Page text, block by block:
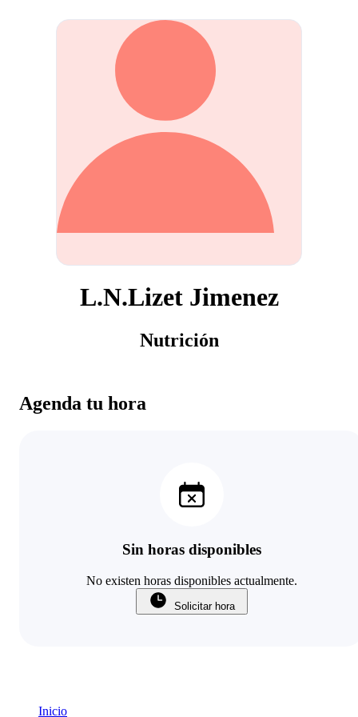
L.N.Lizet Jimenez
Nutrición
Agenda tu hora
Sin horas disponibles
No existen horas disponibles actualmente.
Solicitar hora
Inicio